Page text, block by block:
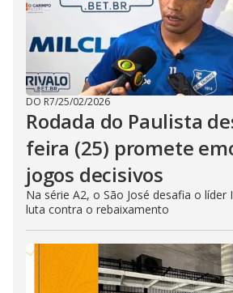
DO R7/25/02/2026
Rodada do Paulista
feira (25) promete
jogos decisivos
Na série A2, o São José desafia o
luta contra o rebaixamento